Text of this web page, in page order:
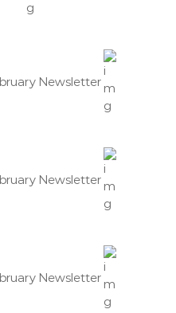
Newsletter
Newsletter
Newsletter